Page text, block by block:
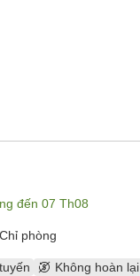
đến 07 Th08
Chỉ phòng
Không hoàn lại